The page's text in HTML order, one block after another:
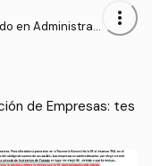
en Administrac
more_vert
de Empresas: tes